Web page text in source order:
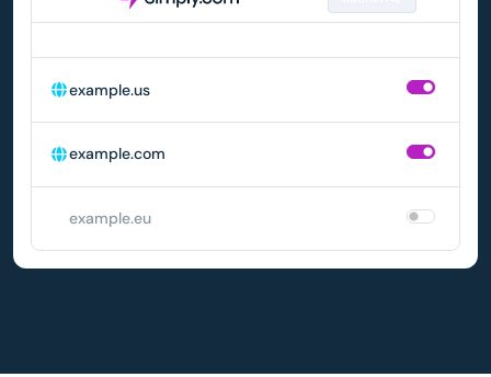
example.us
example.com
example.eu